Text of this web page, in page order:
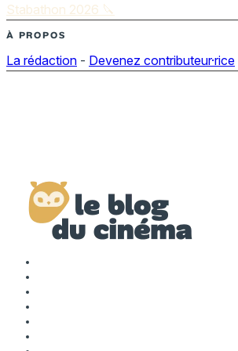
Stabathon 2026 🔪
À PROPOS
La rédaction - Devenez contributeur·rice